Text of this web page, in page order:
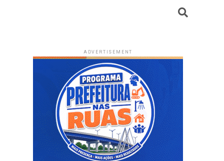
ADVERTISEMENT